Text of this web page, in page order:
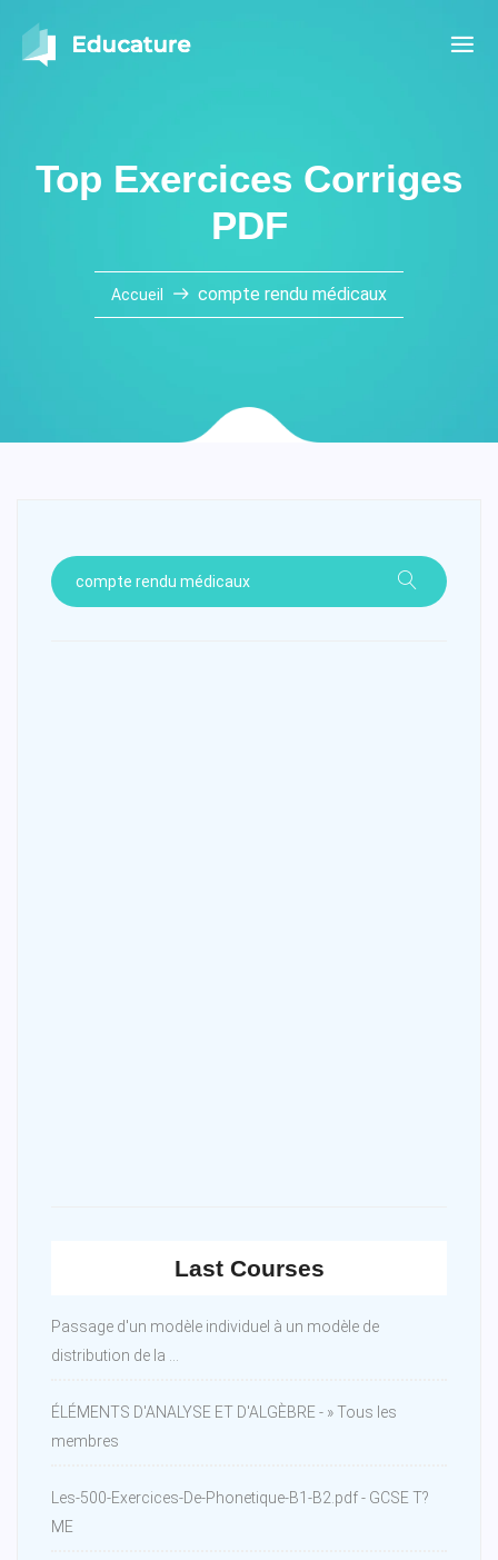
Top Exercices Corriges
PDF
Accueil compte rendu médicaux
Last Courses
Passage d'un modèle individuel à un modèle de
distribution de la ...
ÉLÉMENTS D'ANALYSE ET D'ALGÈBRE - » Tous les
membres
Les-500-Exercices-De-Phonetique-B1-B2.pdf - GCSE T?
ME